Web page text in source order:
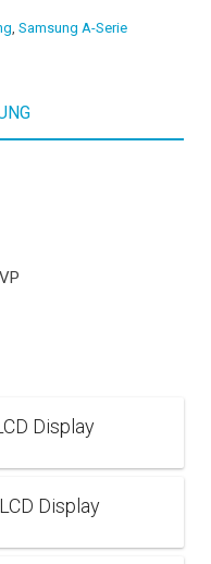
, Samsung A-Serie
Display
Display